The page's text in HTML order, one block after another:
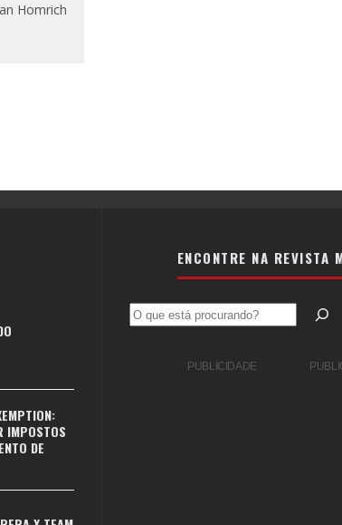
Homrich
IMPOSTOS
DE
ENCONTRE NA REVISTA
Pesquisar
PUBLICIDADE